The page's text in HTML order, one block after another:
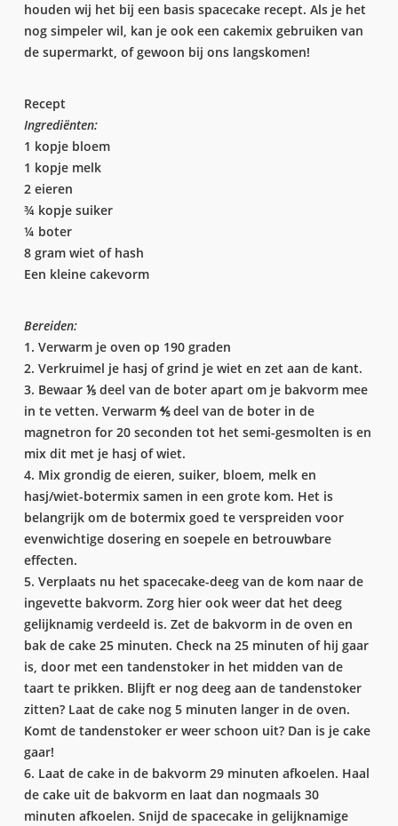
houden wij het bij een basis spacecake recept. Als je het
nog simpeler wil, kan je ook een cakemix gebruiken van
de supermarkt, of gewoon bij ons langskomen!
Recept
Ingrediënten:
1 kopje bloem
1 kopje melk
2 eieren
¾ kopje suiker
¼ boter
8 gram wiet of hash
Een kleine cakevorm
Bereiden:
1. Verwarm je oven op 190 graden
2. Verkruimel je hasj of grind je wiet en zet aan de kant.
3. Bewaar ⅕ deel van de boter apart om je bakvorm mee
in te vetten. Verwarm ⅘ deel van de boter in de
magnetron for 20 seconden tot het semi-gesmolten is en
mix dit met je hasj of wiet.
4. Mix grondig de eieren, suiker, bloem, melk en
hasj/wiet-botermix samen in een grote kom. Het is
belangrijk om de botermix goed te verspreiden voor
evenwichtige dosering en soepele en betrouwbare
effecten.
5. Verplaats nu het spacecake-deeg van de kom naar de
ingevette bakvorm. Zorg hier ook weer dat het deeg
gelijknamig verdeeld is. Zet de bakvorm in de oven en
bak de cake 25 minuten. Check na 25 minuten of hij gaar
is, door met een tandenstoker in het midden van de
taart te prikken. Blijft er nog deeg aan de tandenstoker
zitten? Laat de cake nog 5 minuten langer in de oven.
Komt de tandenstoker er weer schoon uit? Dan is je cake
gaar!
6. Laat de cake in de bakvorm 29 minuten afkoelen. Haal
de cake uit de bakvorm en laat dan nogmaals 30
minuten afkoelen. Snijd de spacecake in gelijknamige